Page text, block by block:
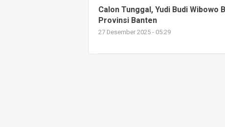
Calon Tunggal, Yudi Budi Wibowo
Provinsi Banten
27 Desember 2025 - 05:29